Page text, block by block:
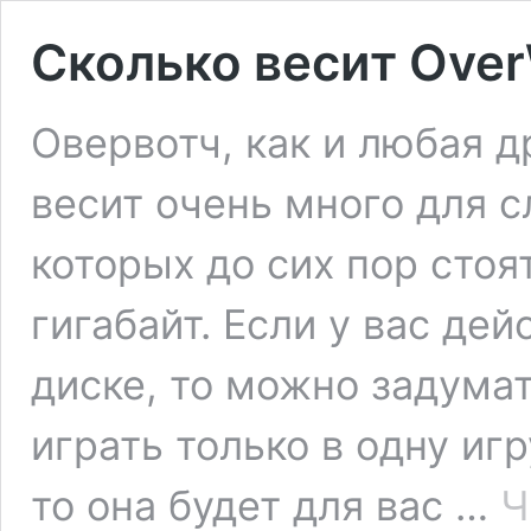
Сколько весит
Овервотч, как и любая
весит очень много для
которых до сих пор
гигабайт. Если у вас
диске, то можно
играть только в одну
то она будет для вас …